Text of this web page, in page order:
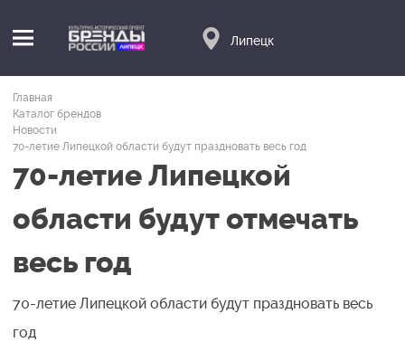
Липецк
Главная
Каталог брендов
Новости
70-летие Липецкой области будут праздновать весь год
70-летие Липецкой
области будут отмечать
весь год
70-летие Липецкой области будут праздновать весь
год